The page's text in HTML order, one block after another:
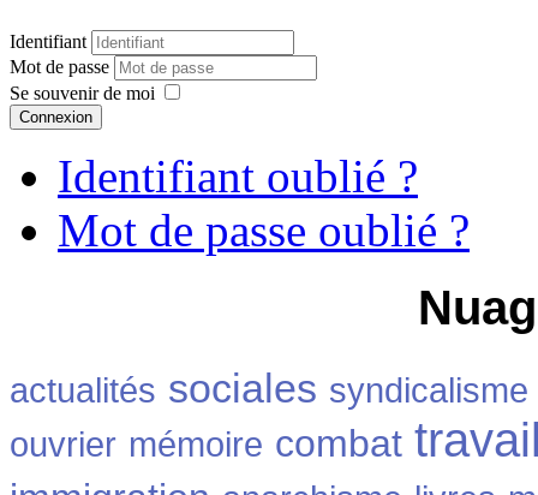
Identifiant
Mot de passe
Se souvenir de moi
Connexion
Identifiant oublié ?
Mot de passe oublié ?
actualités sociales syndicalisme
ouvrier mémoire combat